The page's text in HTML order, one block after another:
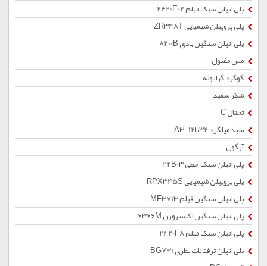
پلی اتیلن سبک فیلم 2420E02
پلی پروپیلن شیمیایی ZR348T
پلی اتیلن سنگین بادی 8200B
مس مفتول
گوگرد گرانوله
شکر سفید
تختال C
سبد میلگرد 32تا12-A3
آرگون
پلی اتیلن سبک خطی 22B03
پلی پروپیلن شیمیایی RPX345S
پلی اتیلن سنگین فیلم MF3713
پلی اتیلن سنگین اکستروژن 6366M
پلی اتیلن سبک فیلم 2420F8
پلی اتیلن ترفتالات بطری BG731